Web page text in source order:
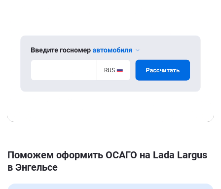
Поможем оформить ОСАГО на Lada Largus
в Энгельсе